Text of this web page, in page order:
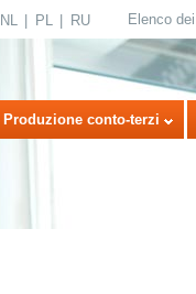
NL PL RU Elenco
Produzione conto-terzi